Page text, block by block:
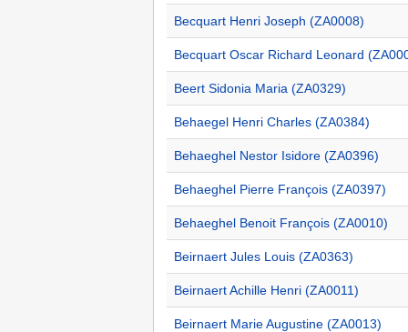
Becquart Henri Joseph (ZA0008)
Becquart Oscar Richard Leonard
Beert Sidonia Maria (ZA0329)
Behaegel Henri Charles (ZA0384)
Behaeghel Nestor Isidore (ZA0396)
Behaeghel Pierre François (ZA0397)
Behaeghel Benoit François (ZA0010)
Beirnaert Jules Louis (ZA0363)
Beirnaert Achille Henri (ZA0011)
Beirnaert Marie Augustine (ZA0013)